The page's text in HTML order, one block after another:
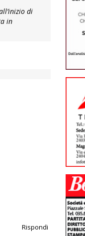
di
in
Rispondi